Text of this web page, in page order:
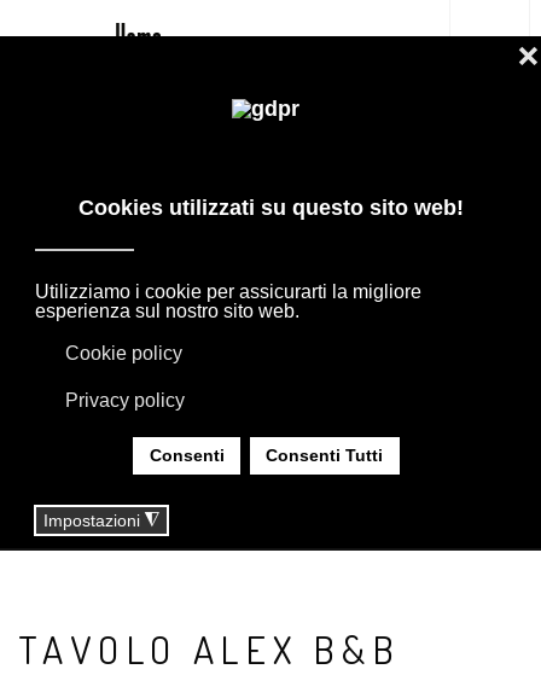
OUTLET MIGLIORE
FLEXFORM, MOOOI. BIANCHERIA, TAPPETI E
LIMONTA. ILLUMINAZIONE DAVIDE GROPPI
OLUCE.
SEI QUI: HOME | SHOP
TAVOLO ALEX B&B